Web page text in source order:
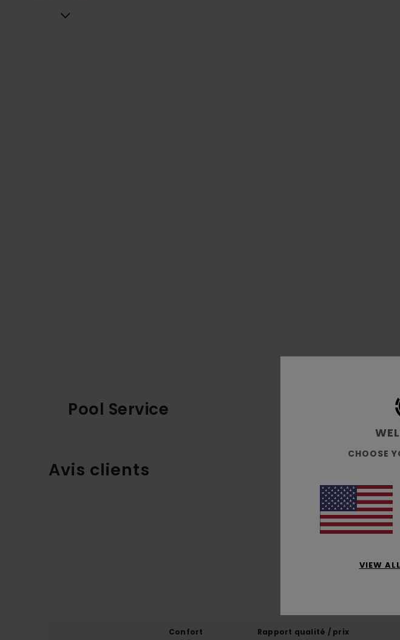
Pool Service
Avis clients
Note
Confort
Rapport qualité / prix
CHOOSE
VIEW